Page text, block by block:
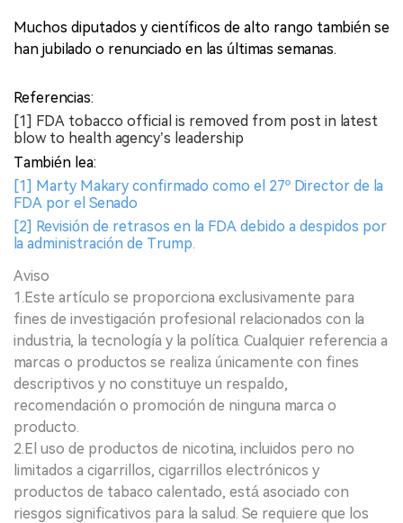
Muchos diputados y científicos de alto rango también se
han jubilado o renunciado en las últimas semanas.
Referencias:
[1] FDA tobacco official is removed from post in latest
blow to health agency’s leadership
También lea:
[1] Marty Makary confirmado como el 27º Director de la
FDA por el Senado
[2] Revisión de retrasos en la FDA debido a despidos por
la administración de Trump.
Aviso
1.Este artículo se proporciona exclusivamente para
fines de investigación profesional relacionados con la
industria, la tecnología y la política. Cualquier referencia a
marcas o productos se realiza únicamente con fines
descriptivos y no constituye un respaldo,
recomendación o promoción de ninguna marca o
producto.
2.El uso de productos de nicotina, incluidos pero no
limitados a cigarrillos, cigarrillos electrónicos y
productos de tabaco calentado, está asociado con
riesgos significativos para la salud. Se requiere que los